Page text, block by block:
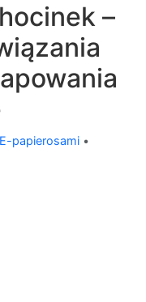
–
E-papierosami •